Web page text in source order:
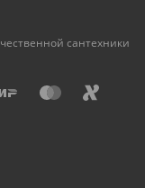
сантехники